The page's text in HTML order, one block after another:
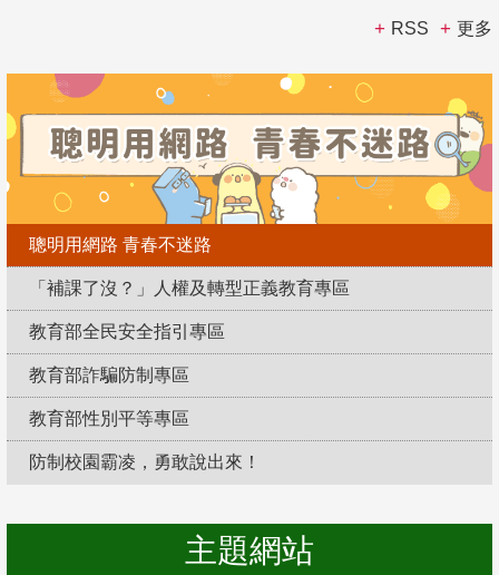
RSS 更多
聰明用網路 青春不迷路
「補課了沒？」人權及轉型正義教育專區
教育部全民安全指引專區
教育部詐騙防制專區
教育部性別平等專區
防制校園霸凌，勇敢說出來！
主題網站